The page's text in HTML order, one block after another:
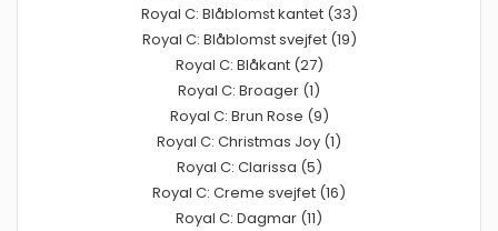
Royal C: Blåblomst kantet (33)
Royal C: Blåblomst svejfet (19)
Royal C: Blåkant (27)
Royal C: Broager (1)
Royal C: Brun Rose (9)
Royal C: Christmas Joy (1)
Royal C: Clarissa (5)
Royal C: Creme svejfet (16)
Royal C: Dagmar (11)